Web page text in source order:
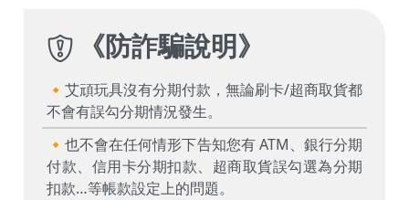
《防詐騙說明》
🔸艾頑玩具沒有分期付款，無論刷卡/超商取貨都
不會有誤勾分期情況發生。
🔸也不會在任何情形下告知您有 ATM、銀行分期
付款、信用卡分期扣款、超商取貨誤勾選為分期
扣款…等帳款設定上的問題。